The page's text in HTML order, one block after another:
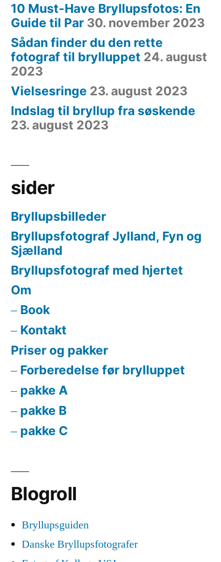
10 Must-Have Bryllupsfotos: En
Guide til Par 30. november 2023
Sådan finder du den rette
fotograf til brylluppet 24. august
2023
Vielsesringe 23. august 2023
Indslag til bryllup fra søskende
23. august 2023
sider
Bryllupsbilleder
Bryllupsfotograf Jylland, Fyn og
Sjælland
Bryllupsfotograf med hjertet
Om
Book
Kontakt
Priser og pakker
Forberedelse før brylluppet
pakke A
pakke B
pakke C
Blogroll
Bryllupsguiden
Danske Bryllupsfotografer